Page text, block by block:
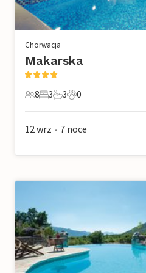
Chorwacja
Makarska
8 Goście
8
3 Sypialnie
3
3 Łazienki
3
0 Zwierzęta
0
12 wrz • 7 noce